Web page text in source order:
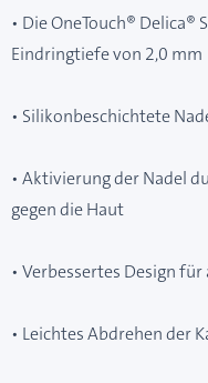
• Die OneTouch®
Eindringtiefe von 2,0 mm
• Silikonbeschichtete
• Aktivierung der Nadel
gegen die Haut
• Verbessertes Design
• Leichtes Abdrehen der